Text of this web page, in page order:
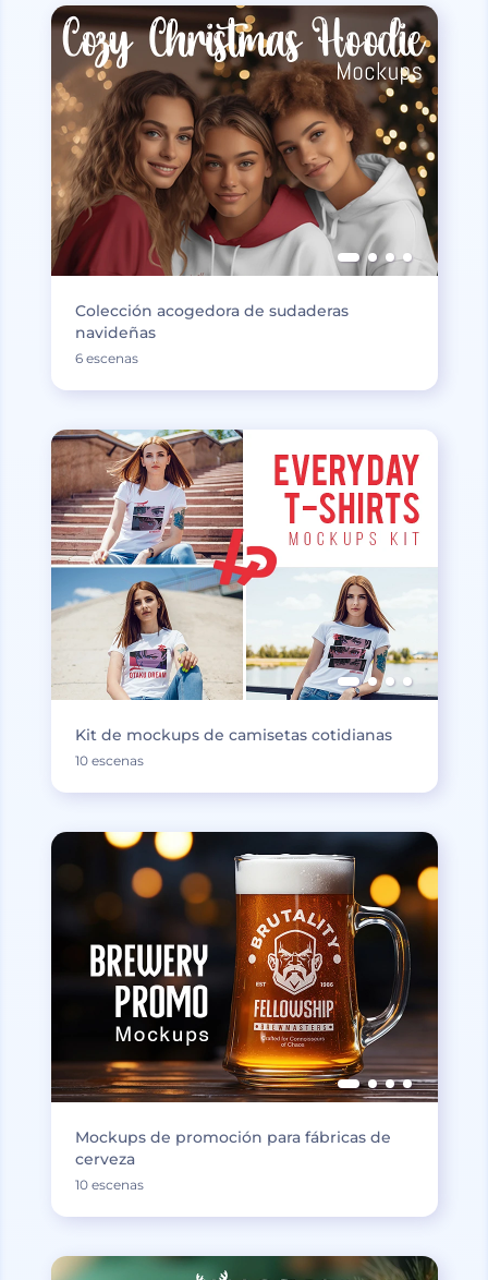
Colección acogedora de sudaderas
navideñas
6 escenas
Kit de mockups de camisetas cotidianas
10 escenas
Mockups de promoción para fábricas de
cerveza
10 escenas